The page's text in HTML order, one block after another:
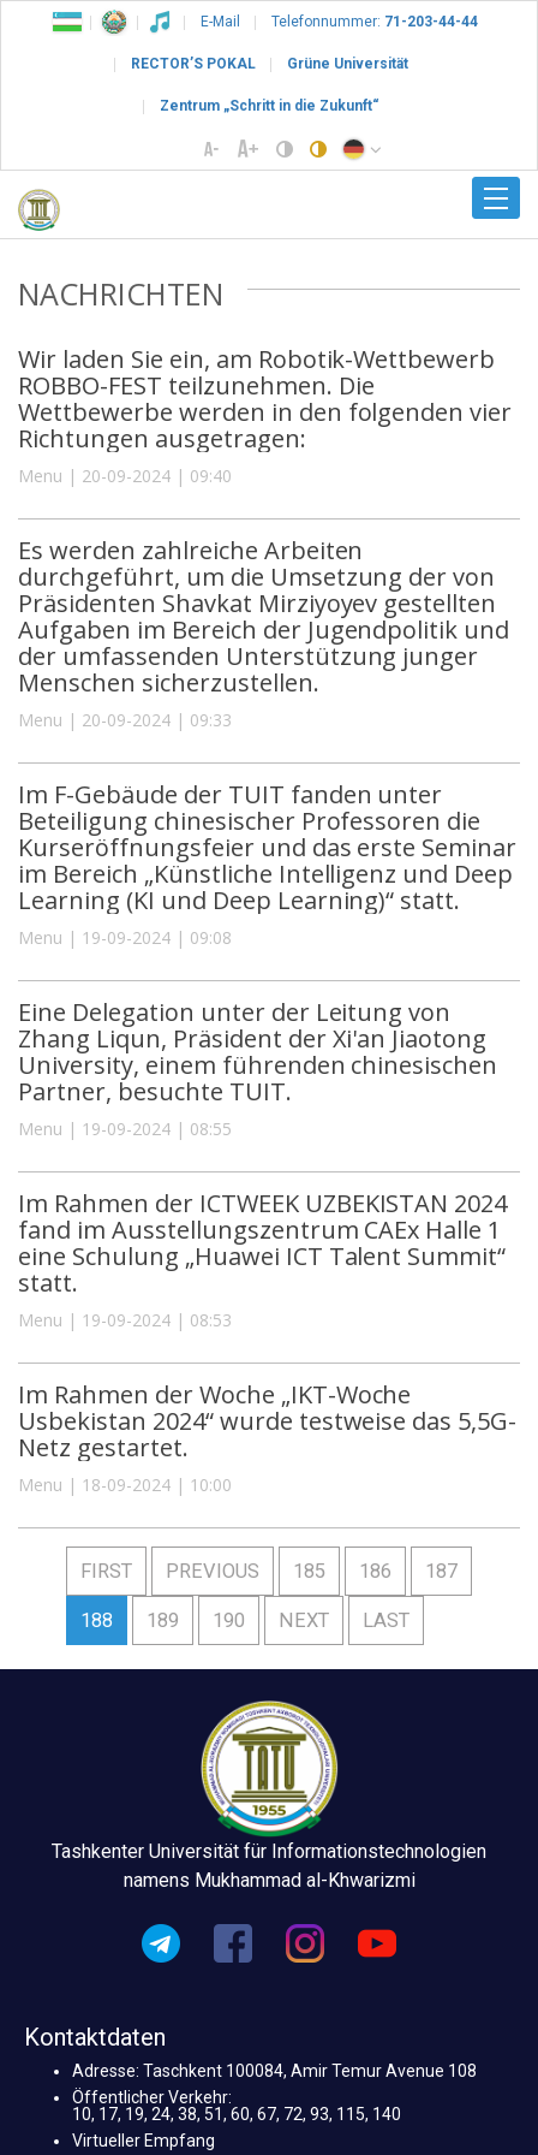
E-Mail Telefonnummer: 71-203-44-44
RECTOR’S POKAL Grüne Universität
Zentrum „Schritt in die Zukunft“
NACHRICHTEN
Wir laden Sie ein, am Robotik-Wettbewerb
ROBBO-FEST teilzunehmen. Die
Wettbewerbe werden in den folgenden vier
Richtungen ausgetragen:
Menu | 20-09-2024 | 09:40
Es werden zahlreiche Arbeiten
durchgeführt, um die Umsetzung der von
Präsidenten Shavkat Mirziyoyev gestellten
Aufgaben im Bereich der Jugendpolitik und
der umfassenden Unterstützung junger
Menschen sicherzustellen.
Menu | 20-09-2024 | 09:33
Im F-Gebäude der TUIT fanden unter
Beteiligung chinesischer Professoren die
Kurseröffnungsfeier und das erste Seminar
im Bereich „Künstliche Intelligenz und Deep
Learning (KI und Deep Learning)“ statt.
Menu | 19-09-2024 | 09:08
Eine Delegation unter der Leitung von
Zhang Liqun, Präsident der Xi'an Jiaotong
University, einem führenden chinesischen
Partner, besuchte TUIT.
Menu | 19-09-2024 | 08:55
Im Rahmen der ICTWEEK UZBEKISTAN 2024
fand im Ausstellungszentrum CAEx Halle 1
eine Schulung „Huawei ICT Talent Summit“
statt.
Menu | 19-09-2024 | 08:53
Im Rahmen der Woche „IKT-Woche
Usbekistan 2024“ wurde testweise das 5,5G-
Netz gestartet.
Menu | 18-09-2024 | 10:00
FIRST PREVIOUS 185 186 187
188 189 190 NEXT LAST
Tashkenter Universität für Informationstechnologien
namens Mukhammad al-Khwarizmi
Kontaktdaten
Adresse: Taschkent 100084, Amir Temur Avenue 108
Öffentlicher Verkehr:
10, 17, 19, 24, 38, 51, 60, 67, 72, 93, 115, 140
Virtueller Empfang